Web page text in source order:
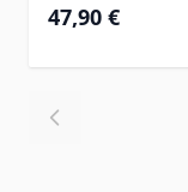
47,90 €